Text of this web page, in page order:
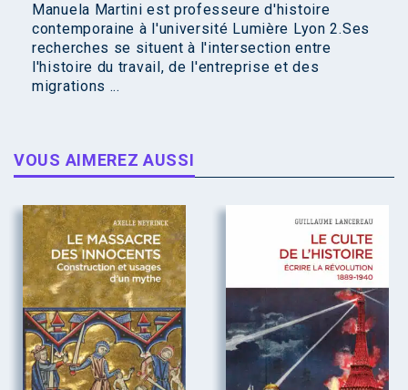
Manuela Martini est professeure d'histoire
contemporaine à l'université Lumière Lyon 2.Ses
recherches se situent à l'intersection entre
l'histoire du travail, de l'entreprise et des
migrations ...
VOUS AIMEREZ AUSSI